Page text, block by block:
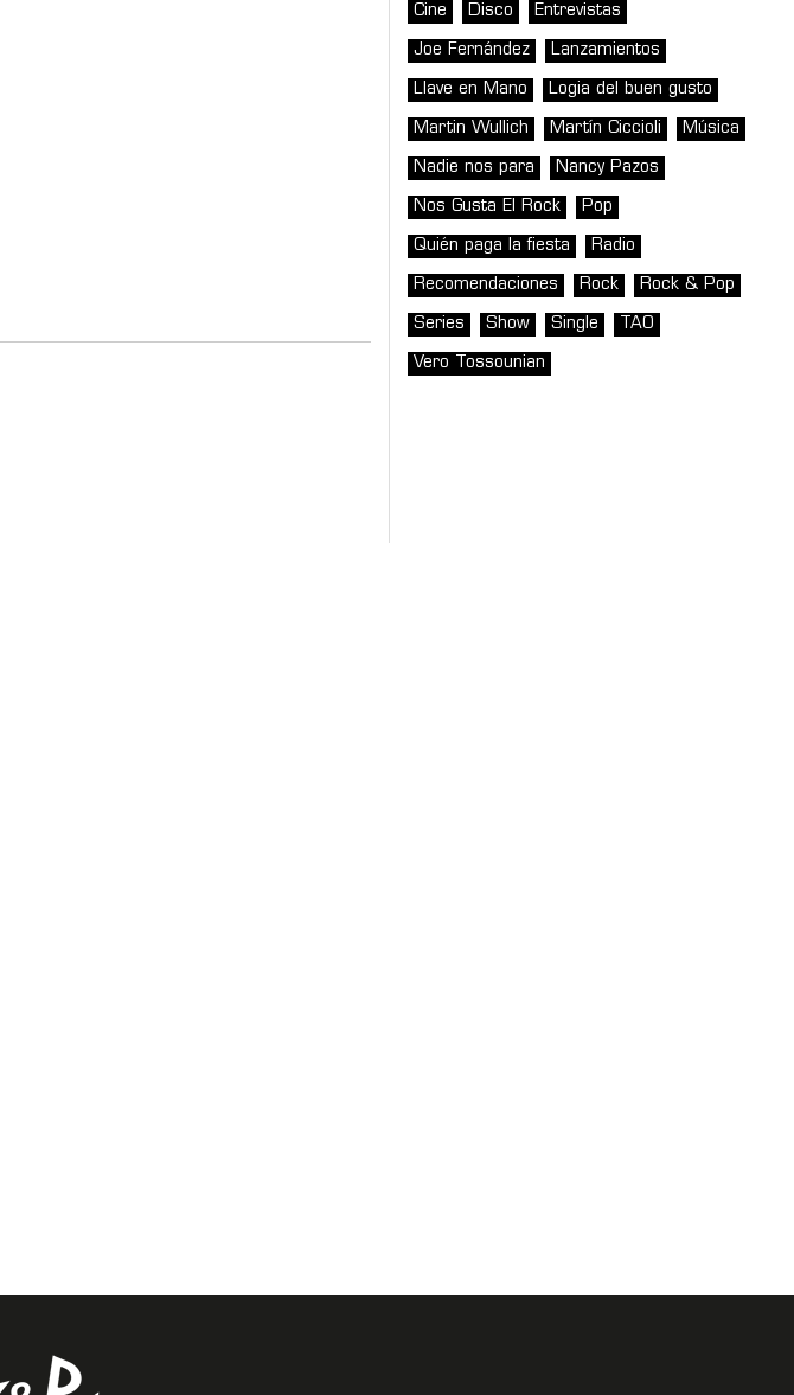
Cine Disco Entrevistas
Joe Fernández Lanzamientos
Llave en Mano Logia del buen gusto
Martin Wullich Martín Ciccioli Música
Nadie nos para Nancy Pazos
Nos Gusta El Rock Pop
Quién paga la fiesta Radio
Recomendaciones Rock Rock & Pop
Series Show Single TAO
Vero Tossounian